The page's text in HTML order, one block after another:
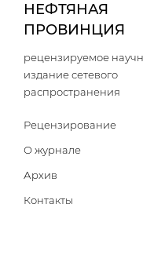
НЕФТЯНАЯ
ПРОВИНЦИЯ
рецензируемое
издание сетевого
распространения
Рецензирование
О журнале
Архив
Контакты